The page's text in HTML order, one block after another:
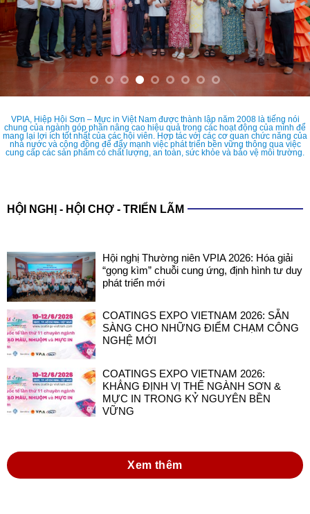
VPIA, Hiệp Hội Sơn – Mực in Việt Nam được thành lập năm 2008 là tiếng nói
chung của ngành góp phần nâng cao hiệu quả trong các hoạt động của mình để
mang lại lợi ích tốt nhất của các hội viên. Hợp tác với các cơ quan chức năng của
nhà nước và cộng đồng để đẩy mạnh việc phát triển bền vững thông qua việc
cung cấp các sản phẩm có chất lượng, an toàn, sức khỏe và bảo vệ môi trường.
HỘI NGHỊ - HỘI CHỢ - TRIỂN LÃM
Hội nghị Thường niên VPIA 2026: Hóa giải
“gọng kìm” chuỗi cung ứng, định hình tư duy
phát triển mới
COATINGS EXPO VIETNAM 2026: SẴN
SÀNG CHO NHỮNG ĐIỂM CHẠM CÔNG
NGHỆ MỚI
COATINGS EXPO VIETNAM 2026:
KHẲNG ĐỊNH VỊ THẾ NGÀNH SƠN &
MỰC IN TRONG KỶ NGUYÊN BỀN
VỮNG
Xem thêm